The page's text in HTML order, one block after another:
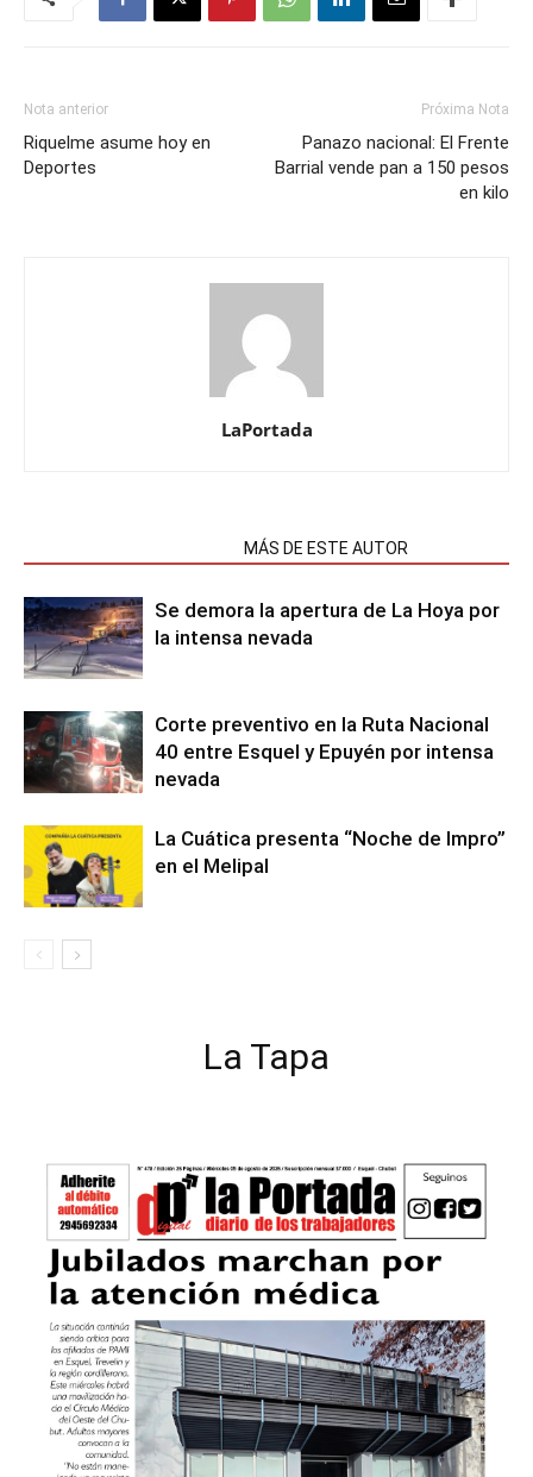
Nota anterior
Riquelme asume hoy en
Deportes
Próxima Nota
Panazo nacional: El Frente
Barrial vende pan a 150 pesos
en kilo
LaPortada
MÁS DE ESTE AUTOR
Se demora la apertura de La Hoya por
la intensa nevada
Corte preventivo en la Ruta Nacional
40 entre Esquel y Epuyén por intensa
nevada
La Cuática presenta “Noche de Impro”
en el Melipal
La Tapa